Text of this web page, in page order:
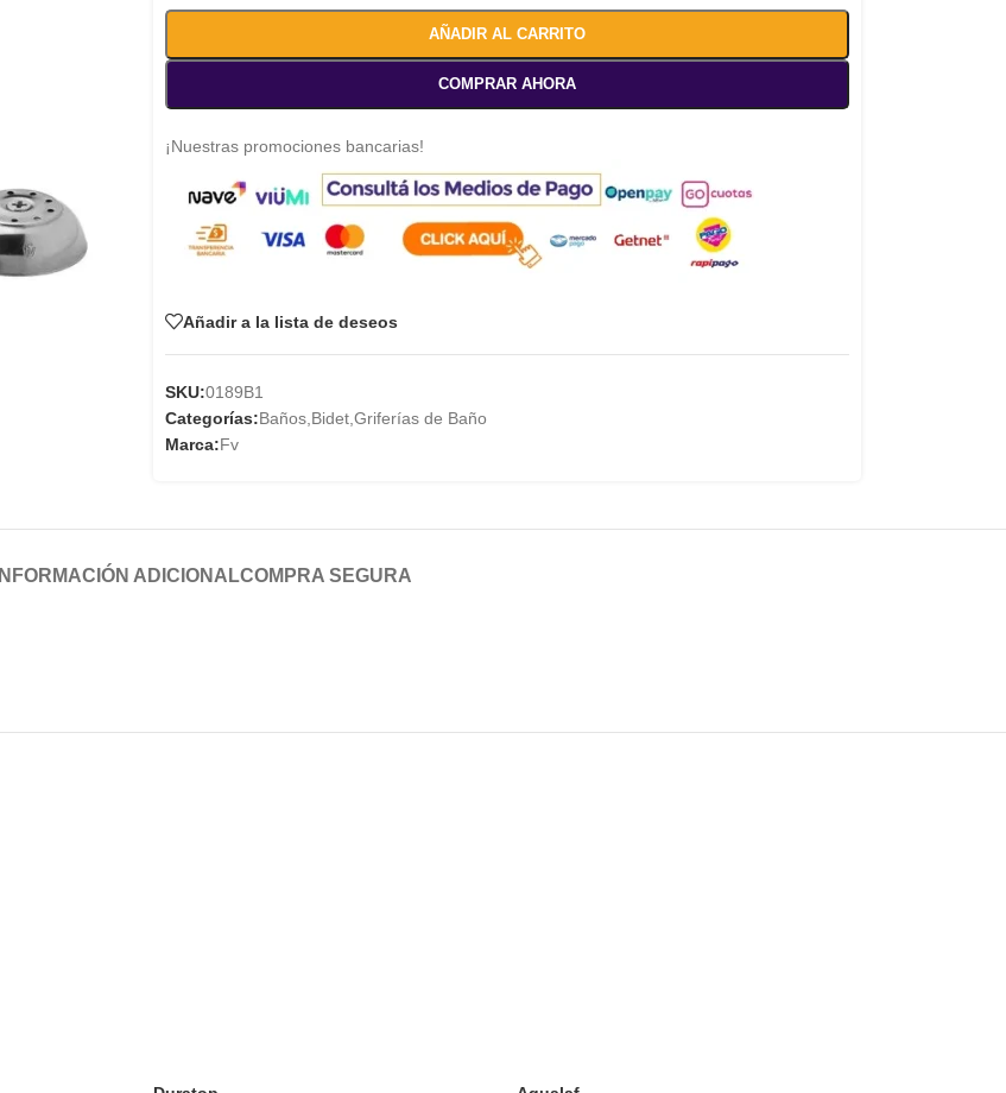
AÑADIR AL CARRITO
COMPRAR AHORA
¡Nuestras promociones bancarias!
Añadir a la lista de deseos
SKU:0189B1
Categorías:Baños, Bidet, Griferías de Baño
Marca:Fv
INFORMACIÓN ADICIONALCOMPRA SEGURA